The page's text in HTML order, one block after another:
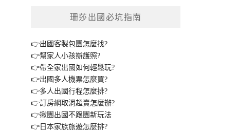
珊莎出國必坑指南
👉出國客製包團怎麼找?
👉幫家人小孩辦護照?
👉帶全家出國如何輕鬆玩?
👉出國多人機票怎麼買?
👉多人出國行程怎麼排?
👉訂房網取消超賣怎麼辦?
👉揪團出國不跟團新玩法
👉日本家族旅遊怎麼排?